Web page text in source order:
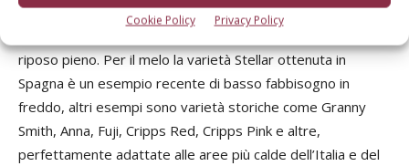
Cookie Policy Privacy Policy
molto precocemente; di recente in Spagna è stato
riposo pieno. Per il melo la varietà Stellar ottenuta in
Spagna è un esempio recente di basso fabbisogno in
freddo, altri esempi sono varietà storiche come Granny
Smith, Anna, Fuji, Cripps Red, Cripps Pink e altre,
perfettamente adattate alle aree più calde dell’Italia e del